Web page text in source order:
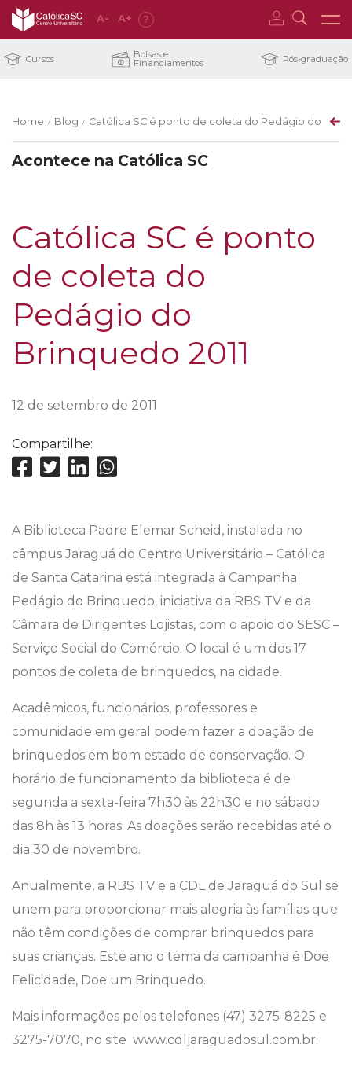
A- A+ ?
Cursos Bolsas e
Financiamentos Pós-graduação
Home / Blog / Católica SC é ponto de coleta do Pedágio do
Acontece na Católica SC
Católica SC é ponto
de coleta do
Pedágio do
Brinquedo 2011
12 de setembro de 2011
Compartilhe:
A Biblioteca Padre Elemar Scheid, instalada no
câmpus Jaraguá do Centro Universitário – Católica
de Santa Catarina está integrada à Campanha
Pedágio do Brinquedo, iniciativa da RBS TV e da
Câmara de Dirigentes Lojistas, com o apoio do SESC –
Serviço Social do Comércio. O local é um dos 17
pontos de coleta de brinquedos, na cidade.
Acadêmicos, funcionários, professores e
comunidade em geral podem fazer a doação de
brinquedos em bom estado de conservação. O
horário de funcionamento da biblioteca é de
segunda a sexta-feira 7h30 às 22h30 e no sábado
das 8h às 13 horas. As doações serão recebidas até o
dia 30 de novembro.
Anualmente, a RBS TV e a CDL de Jaraguá do Sul se
unem para proporcionar mais alegria às famílias que
não têm condições de comprar brinquedos para
suas crianças. Este ano o tema da campanha é Doe
Felicidade, Doe um Brinquedo.
Mais informações pelos telefones (47) 3275-8225 e
3275-7070, no site www.cdljaraguadosul.com.br.